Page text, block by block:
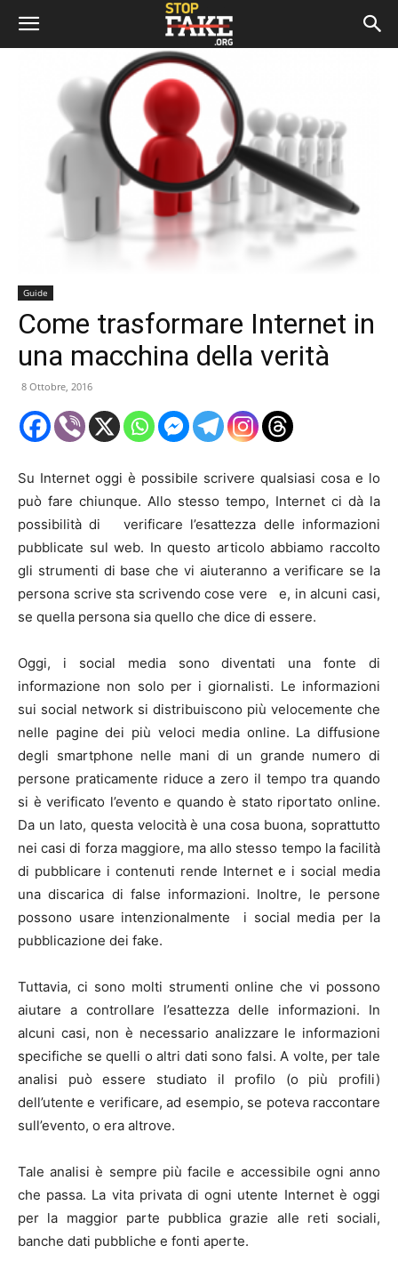
Guide
Come trasformare Internet in
una macchina della verità
8 Ottobre, 2016
Su Internet oggi è possibile scrivere qualsiasi cosa e lo
può fare chiunque. Allo stesso tempo, Internet ci dà la
possibilità di verificare l’esattezza delle informazioni
pubblicate sul web. In questo articolo abbiamo raccolto
gli strumenti di base che vi aiuteranno a verificare se la
persona scrive sta scrivendo cose vere e, in alcuni casi,
se quella persona sia quello che dice di essere.
Oggi, i social media sono diventati una fonte di
informazione non solo per i giornalisti. Le informazioni
sui social network si distribuiscono più velocemente che
nelle pagine dei più veloci media online. La diffusione
degli smartphone nelle mani di un grande numero di
persone praticamente riduce a zero il tempo tra quando
si è verificato l’evento e quando è stato riportato online.
Da un lato, questa velocità è una cosa buona, soprattutto
nei casi di forza maggiore, ma allo stesso tempo la facilità
di pubblicare i contenuti rende Internet e i social media
una discarica di false informazioni. Inoltre, le persone
possono usare intenzionalmente i social media per la
pubblicazione dei fake.
Tuttavia, ci sono molti strumenti online che vi possono
aiutare a controllare l’esattezza delle informazioni. In
alcuni casi, non è necessario analizzare le informazioni
specifiche se quelli o altri dati sono falsi. A volte, per tale
analisi può essere studiato il profilo (o più profili)
dell’utente e verificare, ad esempio, se poteva raccontare
sull’evento, o era altrove.
Tale analisi è sempre più facile e accessibile ogni anno
che passa. La vita privata di ogni utente Internet è oggi
per la maggior parte pubblica grazie alle reti sociali,
banche dati pubbliche e fonti aperte.